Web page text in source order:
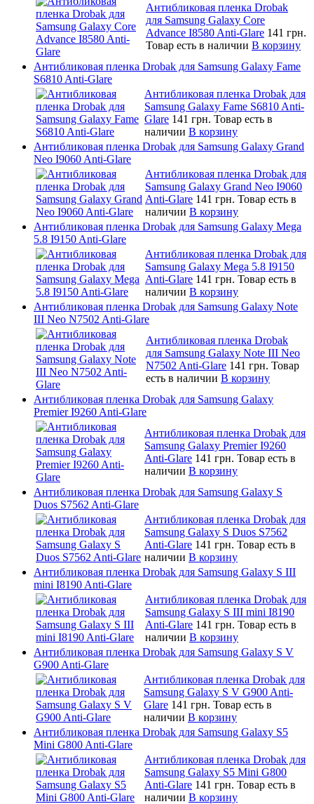
Антибликовая пленка Drobak
для Samsung Galaxy Core
Advance I8580 Anti-Glare 141 грн.
Товар есть в наличии В корзину
Антибликовая пленка Drobak для Samsung Galaxy Fame
S6810 Anti-Glare
Антибликовая пленка Drobak для
Samsung Galaxy Fame S6810 Anti-
Glare 141 грн. Товар есть в
наличии В корзину
Антибликовая пленка Drobak для Samsung Galaxy Grand
Neo I9060 Anti-Glare
Антибликовая пленка Drobak для
Samsung Galaxy Grand Neo I9060
Anti-Glare 141 грн. Товар есть в
наличии В корзину
Антибликовая пленка Drobak для Samsung Galaxy Mega
5.8 I9150 Anti-Glare
Антибликовая пленка Drobak для
Samsung Galaxy Mega 5.8 I9150
Anti-Glare 141 грн. Товар есть в
наличии В корзину
Антибликовая пленка Drobak для Samsung Galaxy Note
III Neo N7502 Anti-Glare
Антибликовая пленка Drobak
для Samsung Galaxy Note III Neo
N7502 Anti-Glare 141 грн. Товар
есть в наличии В корзину
Антибликовая пленка Drobak для Samsung Galaxy
Premier I9260 Anti-Glare
Антибликовая пленка Drobak для
Samsung Galaxy Premier I9260
Anti-Glare 141 грн. Товар есть в
наличии В корзину
Антибликовая пленка Drobak для Samsung Galaxy S
Duos S7562 Anti-Glare
Антибликовая пленка Drobak для
Samsung Galaxy S Duos S7562
Anti-Glare 141 грн. Товар есть в
наличии В корзину
Антибликовая пленка Drobak для Samsung Galaxy S III
mini I8190 Anti-Glare
Антибликовая пленка Drobak для
Samsung Galaxy S III mini I8190
Anti-Glare 141 грн. Товар есть в
наличии В корзину
Антибликовая пленка Drobak для Samsung Galaxy S V
G900 Anti-Glare
Антибликовая пленка Drobak для
Samsung Galaxy S V G900 Anti-
Glare 141 грн. Товар есть в
наличии В корзину
Антибликовая пленка Drobak для Samsung Galaxy S5
Mini G800 Anti-Glare
Антибликовая пленка Drobak для
Samsung Galaxy S5 Mini G800
Anti-Glare 141 грн. Товар есть в
наличии В корзину